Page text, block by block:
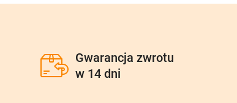
Gwarancja zwrotu
w 14 dni